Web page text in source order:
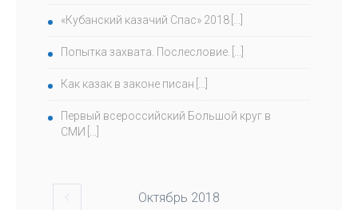
«Кубанский казачий Спас» 2018
Попытка захвата. Послесловие.
Как казак в законе писан
Первый всероссийский Большой круг в
СМИ
Октябрь 2018